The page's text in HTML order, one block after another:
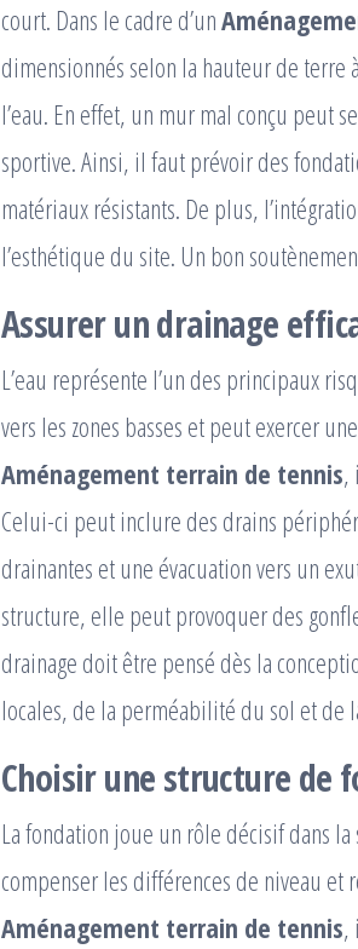
court. Dans le cadre d’un
dimensionnés selon la hauteur de
l’eau. En effet, un mur mal conçu peut
sportive. Ainsi, il faut prévoir des
matériaux résistants. De plus,
l’esthétique du site. Un bon
Assurer un drainage
L’eau représente l’un des principaux
vers les zones basses et peut exercer
Aménagement terrain de tennis,
Celui-ci peut inclure des drains
drainantes et une évacuation vers un
structure, elle peut provoquer des
drainage doit être pensé dès la
locales, de la perméabilité du sol et de
Choisir une structure de
La fondation joue un rôle décisif dans
compenser les différences de niveau et
Aménagement terrain de tennis,